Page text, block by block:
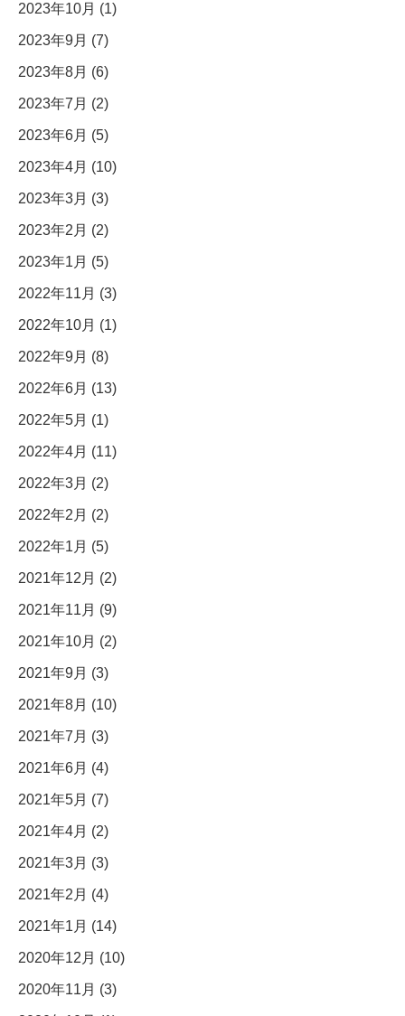
2023年10月 (1)
2023年9月 (7)
2023年8月 (6)
2023年7月 (2)
2023年6月 (5)
2023年4月 (10)
2023年3月 (3)
2023年2月 (2)
2023年1月 (5)
2022年11月 (3)
2022年10月 (1)
2022年9月 (8)
2022年6月 (13)
2022年5月 (1)
2022年4月 (11)
2022年3月 (2)
2022年2月 (2)
2022年1月 (5)
2021年12月 (2)
2021年11月 (9)
2021年10月 (2)
2021年9月 (3)
2021年8月 (10)
2021年7月 (3)
2021年6月 (4)
2021年5月 (7)
2021年4月 (2)
2021年3月 (3)
2021年2月 (4)
2021年1月 (14)
2020年12月 (10)
2020年11月 (3)